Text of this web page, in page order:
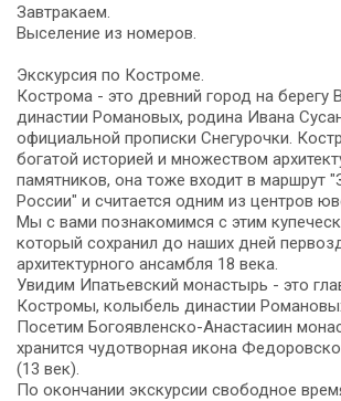
Завтракаем.
Выселение из номеров.
Экскурсия по Костроме.
Кострома - это древний город на берегу
династии Романовых, родина Ивана
официальной прописки Снегурочки.
богатой историей и множеством
памятников, она тоже входит в маршрут
России" и считается одним из центров
Мы с вами познакомимся с этим
который сохранил до наших дней
архитектурного ансамбля 18 века.
Увидим Ипатьевский монастырь - это
Костромы, колыбель династии
Посетим Богоявленско-Анастасиин
хранится чудотворная икона
(13 век).
По окончании экскурсии свободное